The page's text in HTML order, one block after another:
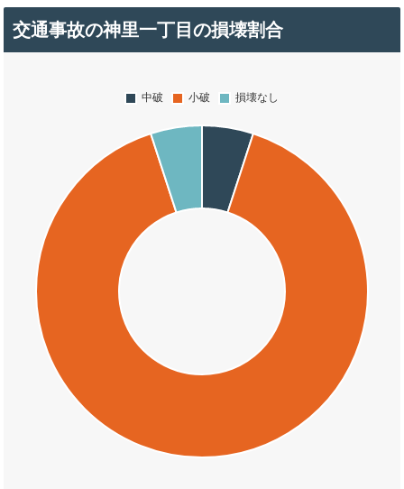
交通事故の神里一丁目の損壊割合